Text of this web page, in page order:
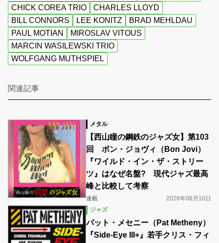
CHICK COREA TRIO
CHARLES LLOYD
BILL CONNORS
LEE KONITZ
BRAD MEHLDAU
PAUL MOTIAN
MIROSLAV VITOUS
MARCIN WASILEWSKI TRIO
WOLFGANG MUTHSPIEL
関連記事
メタル
【西山瞳の鋼鉄のジャズ女】第103
回 ボン・ジョヴィ（Bon Jovi）
『ワイルド・イン・ザ・ストリー
ツ』はなぜ名盤? 現代ジャズ最高
峰と比較して考察
連載
2026年08月10日
ジャズ
パット・メセニー（Pat Metheny）
『Side-Eye III+』若手クリス・フィ